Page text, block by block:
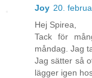
Joy 20.
Hej Spirea,
Tack för
måndag. Jag
Jag sätter så
lägger igen